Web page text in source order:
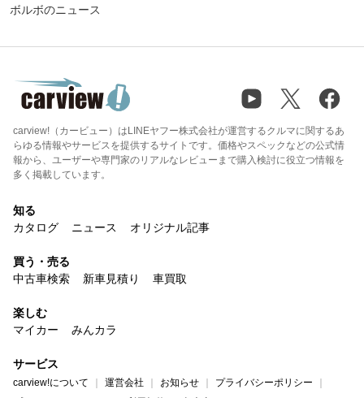
ボルボのニュース
carview!（カービュー）はLINEヤフー株式会社が運営するクルマに関するあ
らゆる情報やサービスを提供するサイトです。価格やスペックなどの公式情
報から、ユーザーや専門家のリアルなレビューまで購入検討に役立つ情報を
多く掲載しています。
知る
カタログ
ニュース オリジナル記事
買う・売る
中古車検索
新車見積り 車買取
楽しむ
マイカー
みんカラ
サービス
carview!について 運営会社 お知らせ
プライバシーポリシー